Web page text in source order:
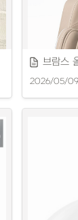
브람스
2026/05/